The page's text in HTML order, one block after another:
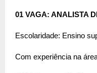
01 VAGA: ANALISTA
Escolaridade: Ensino
Com experiência na